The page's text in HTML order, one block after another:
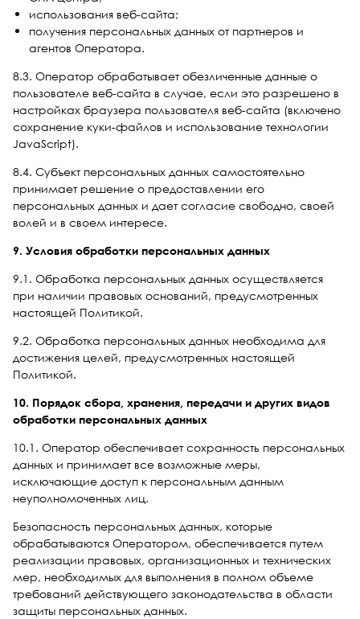
использования веб-сайта;
получения персональных данных от партнеров и
агентов Оператора.
8.3. Оператор обрабатывает обезличенные данные о
пользователе веб-сайта в случае, если это разрешено в
настройках браузера пользователя веб-сайта (включено
сохранение куки-файлов и использование технологии
JavaScript).
8.4. Субъект персональных данных самостоятельно
принимает решение о предоставлении его
персональных данных и дает согласие свободно, своей
волей и в своем интересе.
9. Условия обработки персональных данных
9.1. Обработка персональных данных осуществляется
при наличии правовых оснований, предусмотренных
настоящей Политикой.
9.2. Обработка персональных данных необходима для
достижения целей, предусмотренных настоящей
Политикой.
10. Порядок сбора, хранения, передачи и других видов
обработки персональных данных
10.1. Оператор обеспечивает сохранность персональных
данных и принимает все возможные меры,
исключающие доступ к персональным данным
неуполномоченных лиц.
Безопасность персональных данных, которые
обрабатываются Оператором, обеспечивается путем
реализации правовых, организационных и технических
мер, необходимых для выполнения в полном объеме
требований действующего законодательства в области
защиты персональных данных.